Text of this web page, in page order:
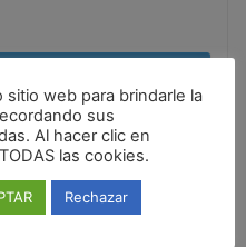
web para brindarle la
sus
Al hacer clic en
las cookies.
Rechazar